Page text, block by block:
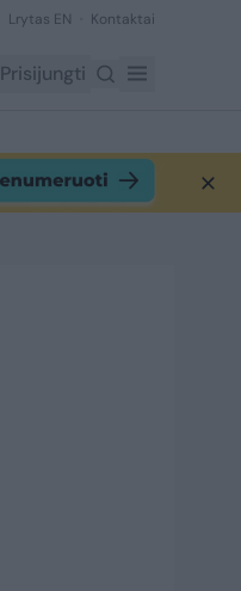
Lrytas EN Kontaktai
Prisijungti